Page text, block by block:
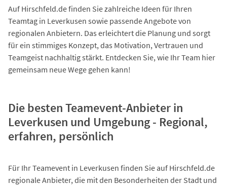
Auf Hirschfeld.de finden Sie zahlreiche Ideen für Ihren
Teamtag in Leverkusen sowie passende Angebote von
regionalen Anbietern. Das erleichtert die Planung und sorgt
für ein stimmiges Konzept, das Motivation, Vertrauen und
Teamgeist nachhaltig stärkt. Entdecken Sie, wie Ihr Team hier
gemeinsam neue Wege gehen kann!
Die besten Teamevent-Anbieter in
Leverkusen und Umgebung - Regional,
erfahren, persönlich
Für Ihr Teamevent in Leverkusen finden Sie auf Hirschfeld.de
regionale Anbieter, die mit den Besonderheiten der Stadt und